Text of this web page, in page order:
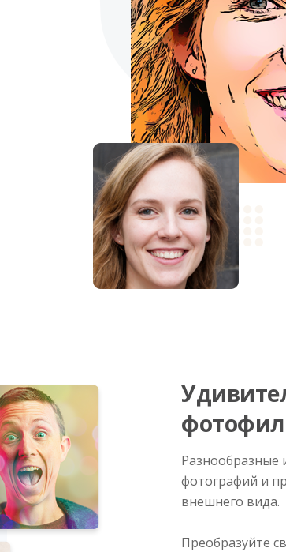
Разнообразные
фотографий и
внешнего вида.
Преобразуйте